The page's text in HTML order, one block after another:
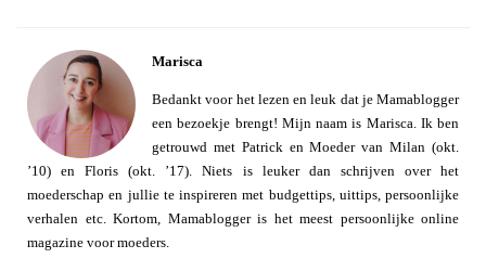
Marisca
Bedankt voor het lezen en leuk dat je Mamablogger
een bezoekje brengt! Mijn naam is Marisca. Ik ben
getrouwd met Patrick en Moeder van Milan (okt.
’10) en Floris (okt. ’17). Niets is leuker dan schrijven over het
moederschap en jullie te inspireren met budgettips, uittips, persoonlijke
verhalen etc. Kortom, Mamablogger is het meest persoonlijke online
magazine voor moeders.